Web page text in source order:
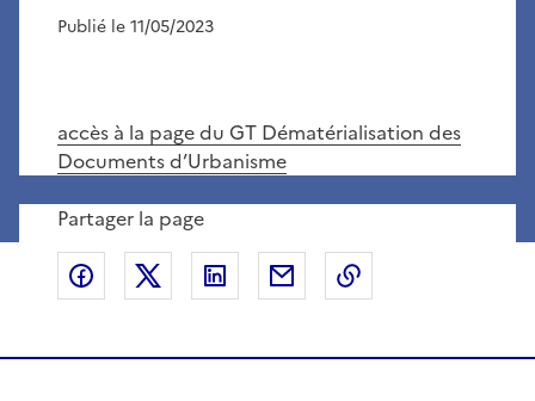
Publié le 11/05/2023
accès à la page du GT Dématérialisation des
Documents d’Urbanisme
Partager la page
Partager sur Facebook
Partager sur XPartager sur LinkedIn
Partager par email